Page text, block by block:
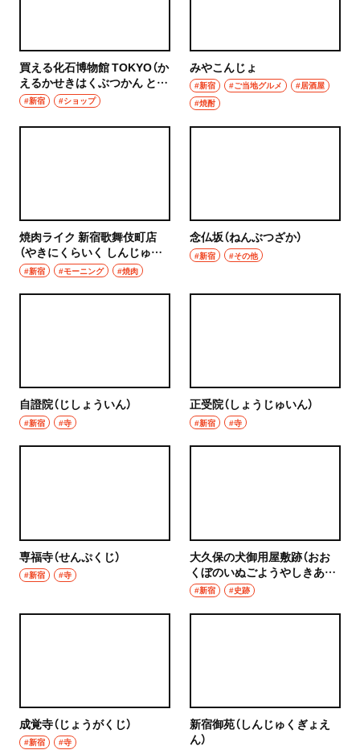
買える化石博物館 TOKYO（か
えるかせきはくぶつかん とう
きょう）
#新宿 #ショップ
みやこんじょ
#新宿 #ご当地グルメ
#居酒屋
#焼酎
焼肉ライク 新宿歌舞伎町店
（やきにくらいく しんじゅく
かぶきちょうてん）
#新宿 #モーニング #焼肉
念仏坂（ねんぶつざか）
#新宿 #その他
自證院（じしょういん）
#新宿 #寺
正受院（しょうじゅいん）
#新宿 #寺
専福寺（せんぷくじ）
#新宿 #寺
大久保の犬御用屋敷跡（おお
くぼのいぬごようやしきあ
と）
#新宿 #史跡
成覚寺（じょうがくじ）
#新宿 #寺
新宿御苑（しんじゅくぎょえ
ん）